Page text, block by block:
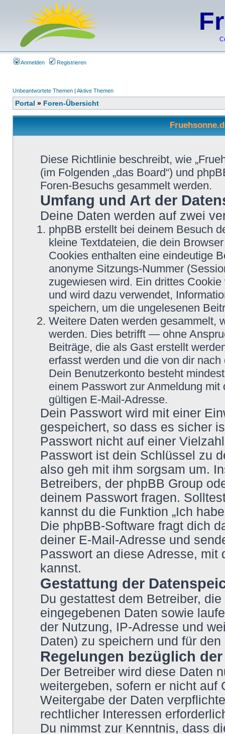
Anmelden Registrieren
Unbeantwortete Themen | Aktive Themen
Portal » Foren-Übersicht
Diese Richtlinie beschreibt, wie
(im Folgenden „das Board“) und
Foren-Besuchs gesammelt werden.
Umfang und Art der
Deine Daten werden auf zwei
phpBB erstellt bei deinem Besuch
kleine Textdateien, die dein
Cookies enthalten eine eindeutige
anonyme Sitzungs-Nummer
zugewiesen wird. Ein drittes
und wird dazu verwendet,
speichern, um die ungelesenen
Weitere Daten werden gesammelt,
werden. Dies betrifft — ohne
Beiträge, die als Gast erstellt
erfasst werden und die von dir
Dein Benutzerkonto besteht
einem Passwort zur Anmeldung
gültigen E-Mail-Adresse.
Dein Passwort wird mit einer
gespeichert, so dass es sicher
Passwort nicht auf einer
Passwort ist dein Schlüssel zu
also geh mit ihm sorgsam um.
Betreibers, der phpBB Group
deinem Passwort fragen.
kannst du die Funktion „Ich
Die phpBB-Software fragt dich
deiner E-Mail-Adresse und
Passwort an diese Adresse, mit
kannst.
Gestattung der
Du gestattest dem Betreiber,
eingegebenen Daten sowie
der Nutzung, IP-Adresse und
Daten) zu speichern und für
Regelungen bezüglich
Der Betreiber wird diese Daten
weitergeben, sofern er nicht auf
Weitergabe der Daten
rechtlicher Interessen
Du nimmst zur Kenntnis, dass